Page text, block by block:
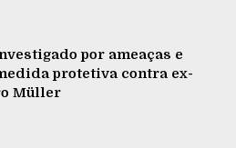
por ameaças e
protetiva contra ex-
Müller